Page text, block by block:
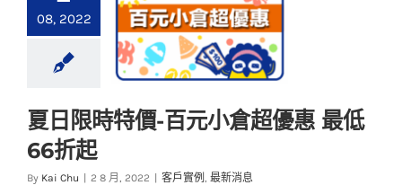
08, 2022
客戶實例 最新消息
夏日限時特價-百元小倉超優惠 最低
66折起
By Kai Chu 2 8 月, 2022 客戶實例 , 最新消息